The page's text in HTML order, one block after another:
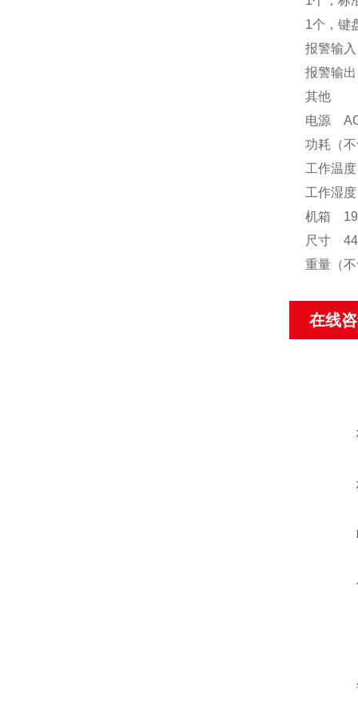
1个，键
报警输
报警输
其他
电源
功耗（
工作温
工作湿
机箱 19
尺寸
重量（
在线